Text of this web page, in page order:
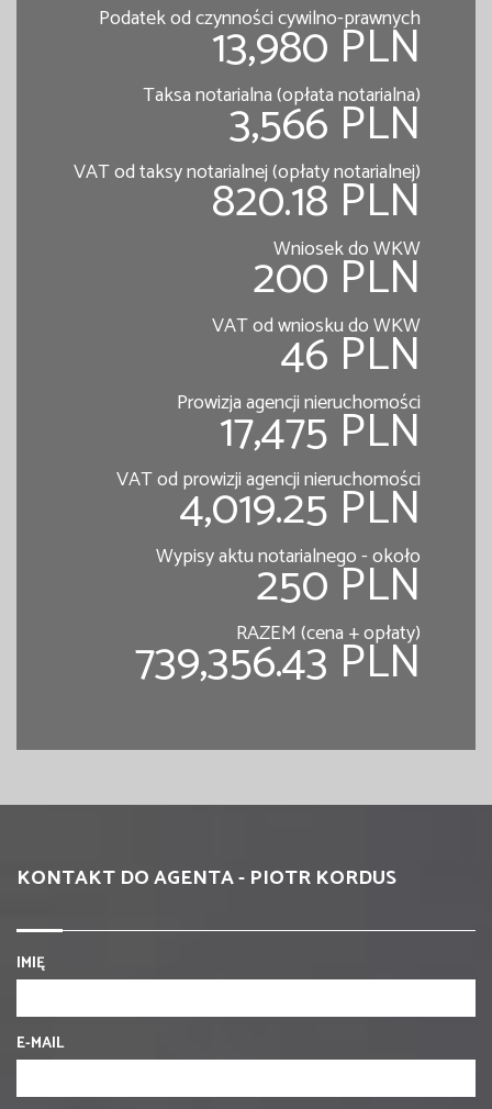
Podatek od czynności cywilno-prawnych
13,980 PLN
Taksa notarialna (opłata notarialna)
3,566 PLN
VAT od taksy notarialnej (opłaty notarialnej)
820.18 PLN
Wniosek do WKW
200 PLN
VAT od wniosku do WKW
46 PLN
Prowizja agencji nieruchomości
17,475 PLN
VAT od prowizji agencji nieruchomości
4,019.25 PLN
Wypisy aktu notarialnego - około
250 PLN
RAZEM (cena + opłaty)
739,356.43 PLN
KONTAKT DO AGENTA - PIOTR KORDUS
IMIĘ
E-MAIL